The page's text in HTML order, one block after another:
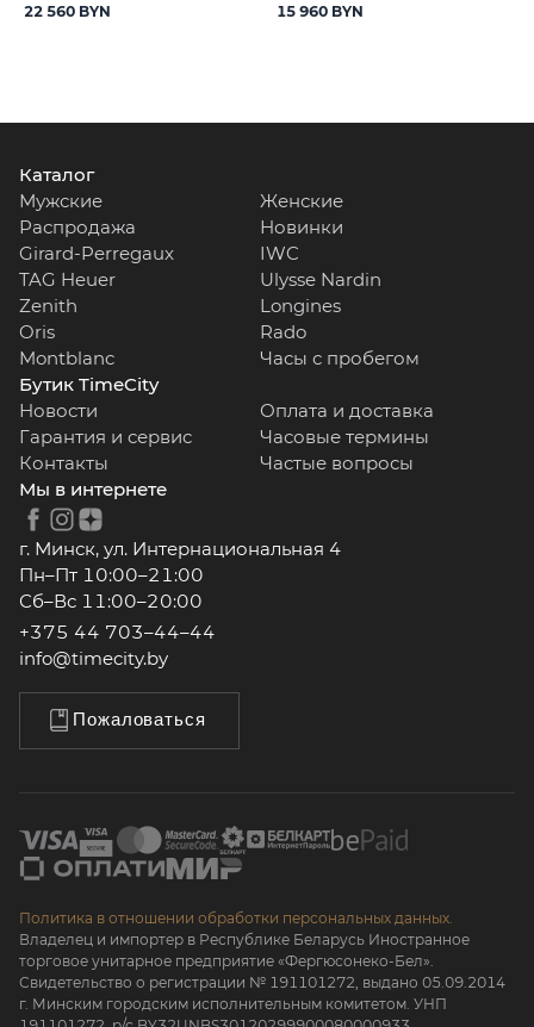
22 560 BYN 15 960 BYN
Каталог
Мужские
Женские
Распродажа
Новинки
Girard-Perregaux
IWC
TAG Heuer
Ulysse Nardin
Zenith
Longines
Oris
Rado
Montblanc
Часы с пробегом
Бутик TimeCity
Новости
Оплата и доставка
Гарантия и сервис
Часовые термины
Контакты
Частые вопросы
Мы в интернете
г. Минск, ул. Интернациональная 4
Пн–Пт 10:00–21:00
Сб–Вс 11:00–20:00
+375 44 703–44–44
info@timecity.by
Пожаловаться
Политика в отношении обработки персональных данных.
Владелец и импортер в Республике Беларусь Иностранное
торговое унитарное предприятие «Фергюсонеко-Бел».
Свидетельство о регистрации № 191101272, выдано 05.09.2014
г. Минским городским исполнительным комитетом. УНП